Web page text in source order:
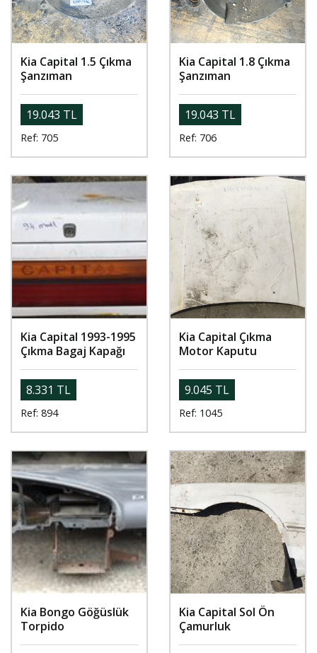
Kia Capital 1.5 Çıkma
Şanzıman
19.043 TL
Ref: 705
Kia Capital 1.8 Çıkma
Şanzıman
19.043 TL
Ref: 706
Kia Capital 1993-1995
Çıkma Bagaj Kapağı
8.331 TL
Ref: 894
Kia Capital Çıkma
Motor Kaputu
9.045 TL
Ref: 1045
Kia Bongo Göğüslük
Torpido
Kia Capital Sol Ön
Çamurluk